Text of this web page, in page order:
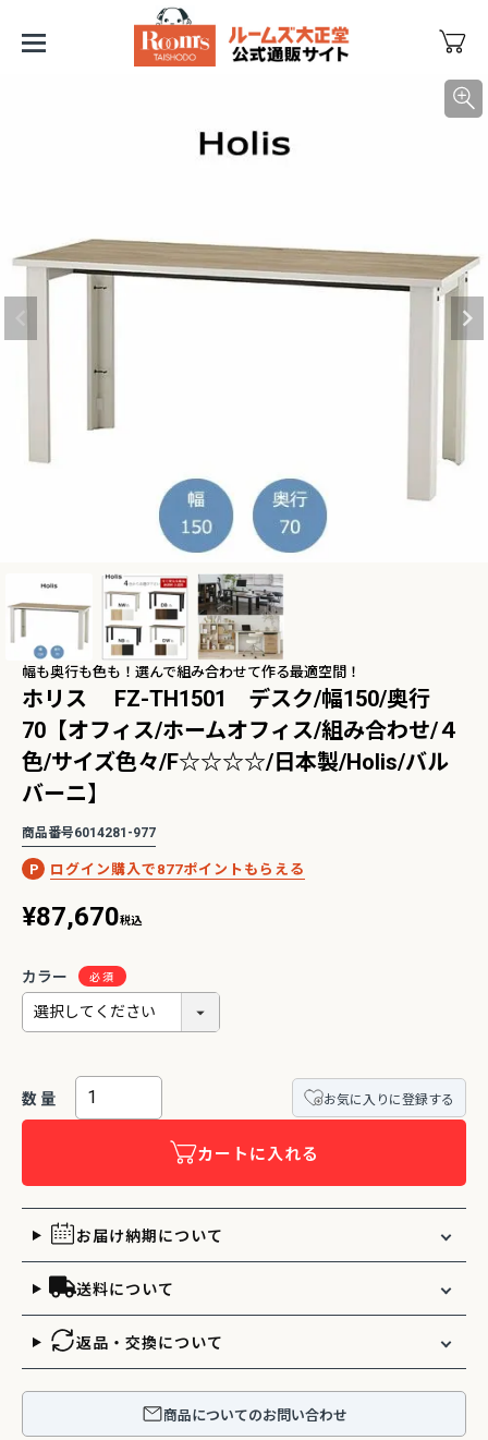
ームソファ
SN【リビン
/寝室/シェー
インク
レザーテックス カウチソフ
ァ マウルス2 プライム
PLT【在庫色/特注色】オッ
トマン分離型自由レイアウ
ト 幅218cm リラックスフ
ォーム ラグジュアリー 関家
具
¥139,800税込
！コンパクトで省スペース
プ勉強机特集
【人気ロングセラー】バルバーニ・ワークス
タジオシリーズ
幅も奥行も色も！選んで組み合わせて作る最適空間！
ホリス FZ-TH1501 デスク/幅150/奥行
70【オフィス/ホームオフィス/組み合わせ/４
色/サイズ色々/F☆☆☆☆/日本製/Holis/バル
バーニ】
商品番号6014281-977
877
¥87,670税込
カラー
お気に入りに登録する
カートに入れる
お届け納期について
送料について
返品・交換について
商品についてのお問い合わせ